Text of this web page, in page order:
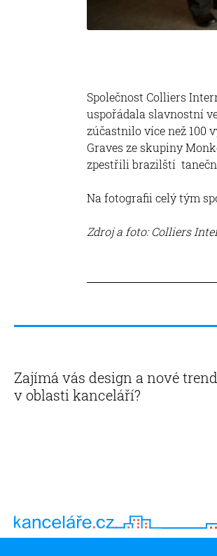
Společnost Colliers
uspořádala slavnostní
zúčastnilo více než 100
Graves ze skupiny
zpestřili brazilští
Na fotografii celý tým
Zdroj a foto: Colliers
Zajímá vás design a nové
v oblasti kanceláří?